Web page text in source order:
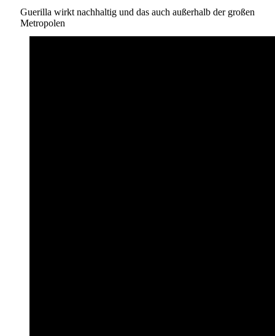
Guerilla wirkt nachhaltig und das auch außerhalb der großen
Metropolen